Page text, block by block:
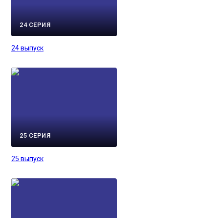
24 СЕРИЯ
24 выпуск
25 СЕРИЯ
25 выпуск